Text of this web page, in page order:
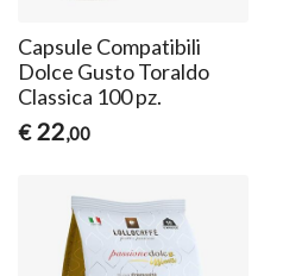
Capsule Compatibili
Dolce Gusto Toraldo
Classica 100 pz.
€ 22,00